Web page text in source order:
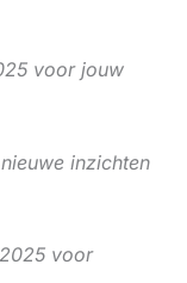
voor jouw
inzichten
voor